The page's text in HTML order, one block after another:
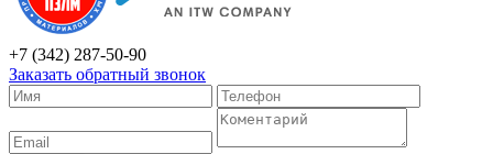
+7 (342) 287-50-90
Заказать обратный звонок